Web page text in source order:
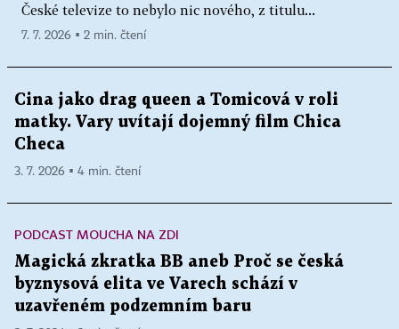
České televize to nebylo nic nového, z titulu...
7. 7. 2026 ▪ 2 min. čtení
Cina jako drag queen a Tomicová v roli
matky. Vary uvítají dojemný film Chica
Checa
3. 7. 2026 ▪ 4 min. čtení
PODCAST MOUCHA NA ZDI
Magická zkratka BB aneb Proč se česká
byznysová elita ve Varech schází v
uzavřeném podzemním baru